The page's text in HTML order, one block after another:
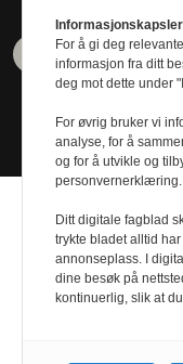
Design by
For å gi deg
informasjon fra ditt
deg mot dette under
For øvrig bruker vi
analyse, for å
og for å utvikle og
personvernerklæring.
Ditt digitale fagblad
trykte bladet alltid
annonseplass. I
dine besøk på
kontinuerlig, slik at